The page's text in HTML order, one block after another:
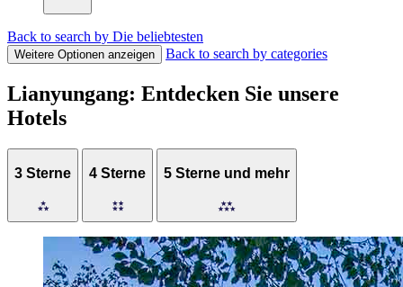
Back to search by Die beliebtesten
Weitere Optionen anzeigen Back to search by categories
Lianyungang: Entdecken Sie unsere
Hotels
3 Sterne 4 Sterne 5 Sterne und mehr